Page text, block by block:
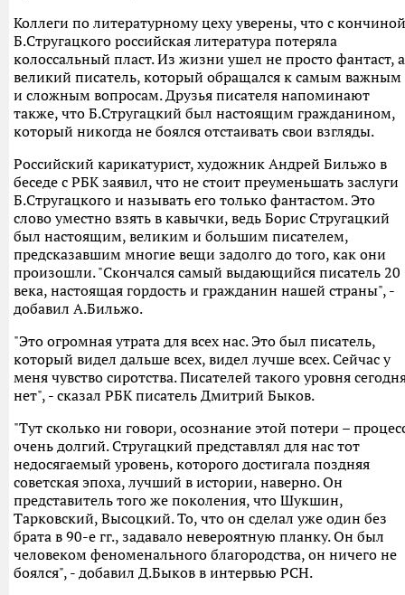
Коллеги по литературному цеху уверены, что с кончиной
Б.Стругацкого российская литература потеряла
колоссальный пласт. Из жизни ушел не просто фантаст, а
великий писатель, который обращался к самым важным
и сложным вопросам. Друзья писателя напоминают
также, что Б.Стругацкий был настоящим гражданином,
который никогда не боялся отстаивать свои взгляды.
Российский карикатурист, художник Андрей Бильжо в
беседе с РБК заявил, что не стоит преуменьшать заслуги
Б.Стругацкого и называть его только фантастом. Это
слово уместно взять в кавычки, ведь Борис Стругацкий
был настоящим, великим и большим писателем,
предсказавшим многие вещи задолго до того, как они
произошли. "Скончался самый выдающийся писатель 20
века, настоящая гордость и гражданин нашей страны", -
добавил А.Бильжо.
"Это огромная утрата для всех нас. Это был писатель,
который видел дальше всех, видел лучше всех. Сейчас у
меня чувство сиротства. Писателей такого уровня
нет", - сказал РБК писатель Дмитрий Быков.
"Тут сколько ни говори, осознание этой потери –
очень долгий. Стругацкий представлял для нас тот
недосягаемый уровень, которого достигала поздняя
советская эпоха, лучший в истории, наверно. Он
представитель того же поколения, что Шукшин,
Тарковский, Высоцкий. То, что он сделал уже один без
брата в 90-е гг., задавало невероятную планку. Он был
человеком феноменального благородства, он ничего не
боялся", - добавил Д.Быков в интервью РСН.